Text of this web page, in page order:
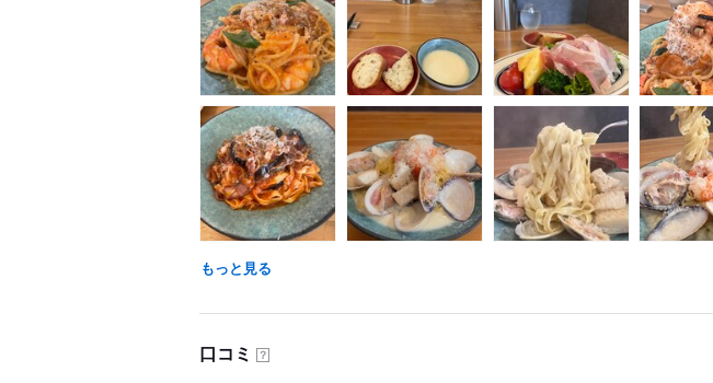
もっと見る
口コミ ？